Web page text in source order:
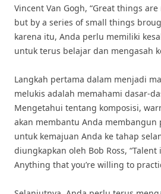
Vincent Van Gogh, “Great things
but by a series of small things
karena itu, Anda perlu memiliki
untuk terus belajar dan mengasah
Langkah pertama dalam menjadi
melukis adalah memahami dasar-
Mengetahui tentang komposisi,
akan membantu Anda membangun
untuk kemajuan Anda ke tahap
diungkapkan oleh Bob Ross,
Anything that you’re willing to